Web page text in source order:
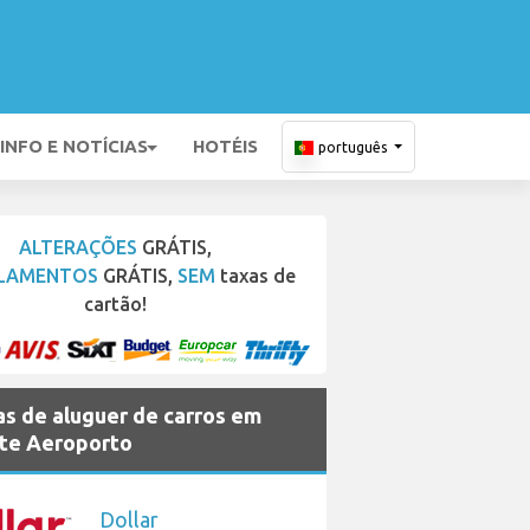
INFO E NOTÍCIAS HOTÉIS português
ALTERAÇÕES GRÁTIS,
GRÁTIS, SEM taxas de
cartão!
de aluguer de carros em
Aeroporto
Dollar